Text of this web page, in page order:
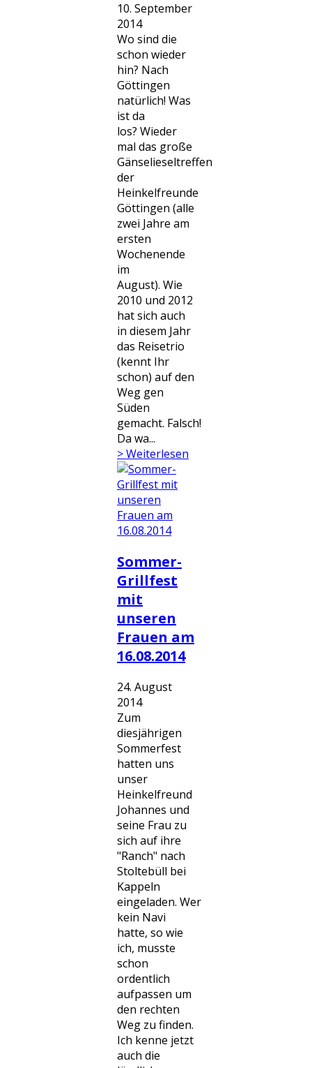
10. September
2014
Wo sind die
schon wieder
hin? Nach
Göttingen
natürlich! Was
ist da
los? Wieder
mal das große
Gänselieseltreffen
der
Heinkelfreunde
Göttingen (alle
zwei Jahre am
ersten
Wochenende
im
August). Wie
2010 und 2012
hat sich auch
in diesem Jahr
das Reisetrio
(kennt Ihr
schon) auf den
Weg gen
Süden
gemacht. Falsch!
Da wa...
> Weiterlesen
Sommer-
Grillfest
mit
unseren
Frauen am
16.08.2014
24. August
2014
Zum
diesjährigen
Sommerfest
hatten uns
unser
Heinkelfreund
Johannes und
seine Frau zu
sich auf ihre
"Ranch" nach
Stoltebüll bei
Kappeln
eingeladen. Wer
kein Navi
hatte, so wie
ich, musste
schon
ordentlich
aufpassen um
den rechten
Weg zu finden.
Ich kenne jetzt
auch die